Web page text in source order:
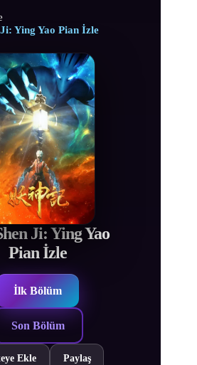
Ying Yao Pian İzle
Ji: Ying Yao
Pian İzle
İlk Bölüm
Son Bölüm
Ekle Paylaş